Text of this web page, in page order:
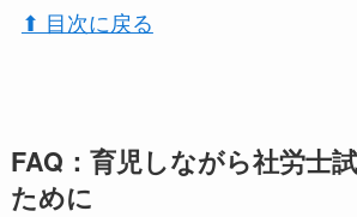
⬆︎ 目次に戻る
FAQ：育児しながら社労士
ために